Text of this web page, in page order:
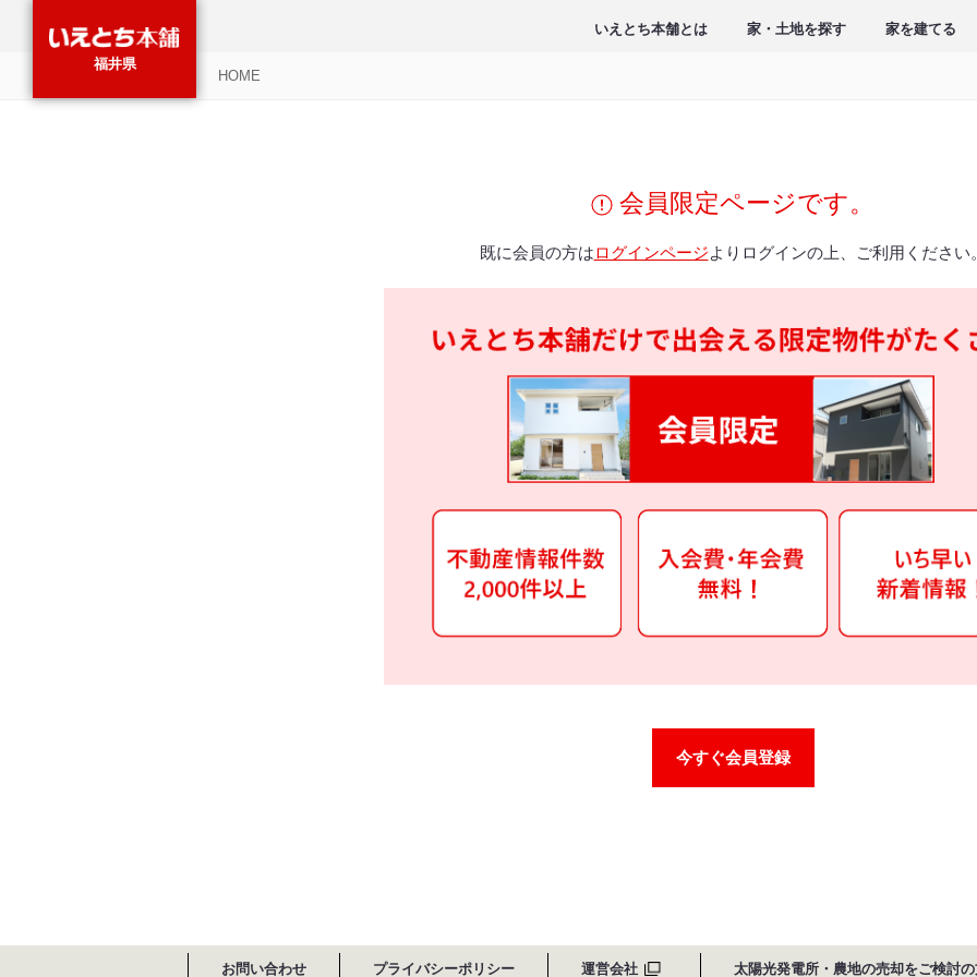
福井県
いえとち本舗とは 家・土地を探す 家を建てる
HOME
会員限定ページです。
既に会員の方はログインページよりログインの上、ご利用ください
今すぐ会員登録
お問い合わせ プライバシーポリシー 運営会社 太陽光発電所・農地の売却をご検討